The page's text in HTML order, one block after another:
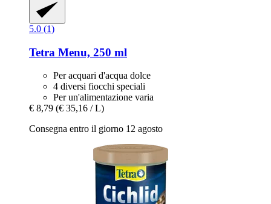
5.0 (1)
Tetra Menu, 250 ml
Per acquari d'acqua dolce
4 diversi fiocchi speciali
Per un'alimentazione varia
€ 8,79 (€ 35,16 / L)
Consegna entro il giorno 12 agosto